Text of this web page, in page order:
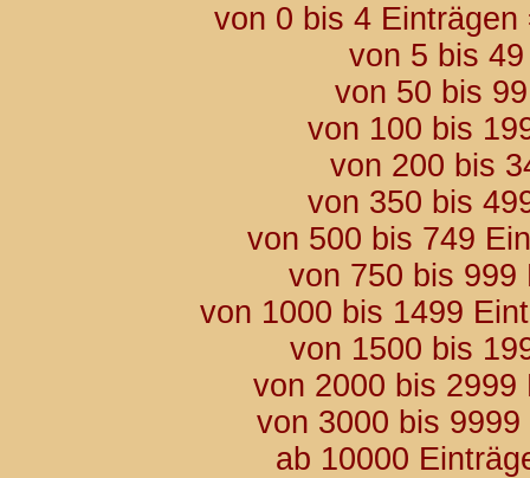
von 0 bis 4
von 5 bis
von 50 bis
von 100 bis
von 200 bis
von 350 bis
von 500 bis 749
von 750 bis
von 1000 bis 1499
von 1500 bis
von 2000 bis
von 3000 bis
ab 10000